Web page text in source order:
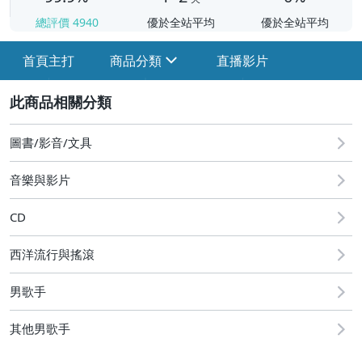
總評價 4940 優於全站平均 優於全站平均
首頁主打 商品分類
華語 女歌手
華語 團體/樂團
華語 合輯
西洋 女歌手
西洋 男歌手
直播影片
圖書/影音/文具
音樂與影片
CD
西洋流行與搖滾
男歌手
其他男歌手